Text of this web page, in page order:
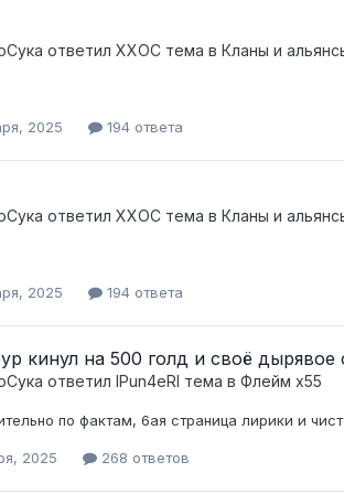
ответил XXOC тема в Кланы и
2025 194 ответа
ответил XXOC тема в Кланы и
2025 194 ответа
кинул на 500 голд и своё дырявое
ответил lPun4eRl тема в Флейм x55
по фактам, 6ая страница лирики и
2025 268 ответов